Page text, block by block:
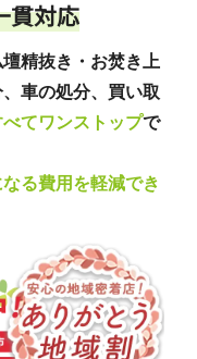
貫対応
精抜き・お焚き上
車の処分、買い取
べてワンストップで
る費用を軽減でき